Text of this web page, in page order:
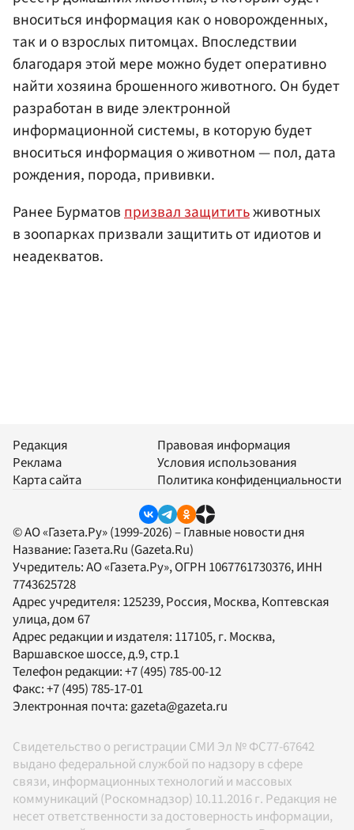
вноситься информация как о новорожденных,
так и о взрослых питомцах. Впоследствии
благодаря этой мере можно будет оперативно
найти хозяина брошенного животного. Он будет
разработан в виде электронной
информационной системы, в которую будет
вноситься информация о животном — пол, дата
рождения, порода, прививки.
Ранее Бурматовпризвал защититьживотных
в зоопарках призвали защитить от идиотов и
неадекватов.
Редакция
Реклама
Карта сайта
Правовая информация
Условия использования
Политика конфиденциальности
© АО «Газета.Ру» (1999-2026) – Главные новости дня
Название: Газета.Ru (Gazeta.Ru)
Учредитель:АО «Газета.Ру», ОГРН 1067761730376, ИНН
7743625728
Адрес учредителя: 125239, Россия, Москва, Коптевская
улица, дом 67
Адрес редакции и издателя: 117105, г. Москва,
Варшавское шоссе, д.9, стр.1
Телефон редакции:+7 (495) 785-00-12
Факс:+7 (495) 785-17-01
Электронная почта:gazeta@gazeta.ru
Свидетельство о регистрации СМИ Эл № ФС77-67642
выдано федеральной службой по надзору в сфере
связи, информационных технологий и массовых
коммуникаций (Роскомнадзор) 10.11.2016 г. Редакция не
несет ответственности за достоверность информации,